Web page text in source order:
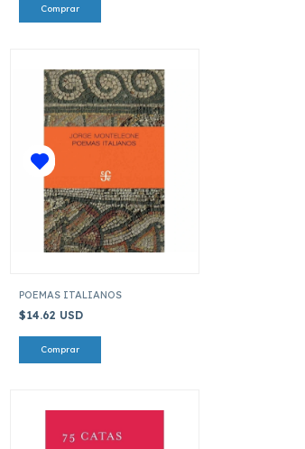
POEMAS ITALIANOS
$14.62 USD